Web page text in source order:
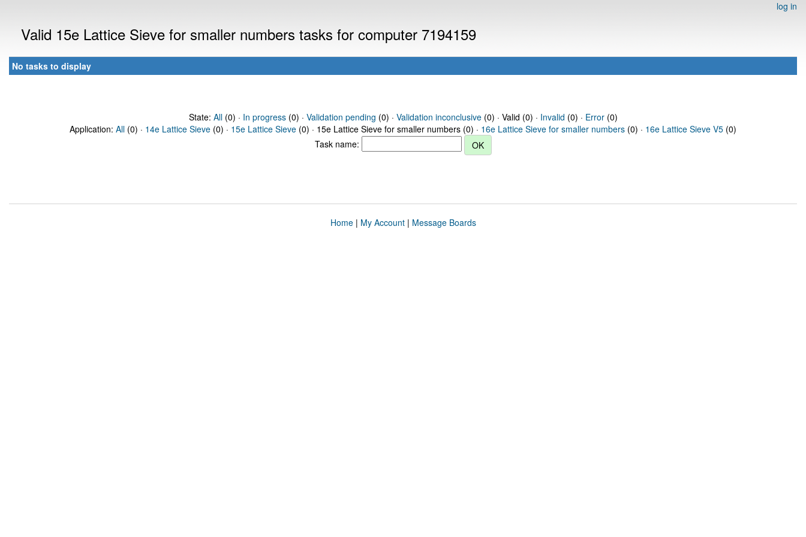
log in
Valid 15e Lattice Sieve for smaller numbers tasks for computer 7194159
No tasks to display
State: All(0) · In progress(0) · Validation pending (0) · Validation inconclusive(0) · Valid (0) · Invalid (0) · Error(0)
Application: All (0) · 14e Lattice Sieve (0) · 15e Lattice Sieve (0) · 15e Lattice Sieve for smaller numbers (0) · 16e Lattice Sieve for smaller numbers (0) · 16e Lattice Sieve V5 (0)
Task name:
Home| My Account| Message Boards